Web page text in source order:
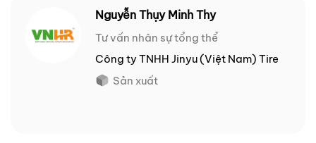
Nguyễn Thụy Minh Thy
Tư vấn nhân sự tổng thể
Công ty TNHH Jinyu (Việt Nam) Tire
Sản xuất